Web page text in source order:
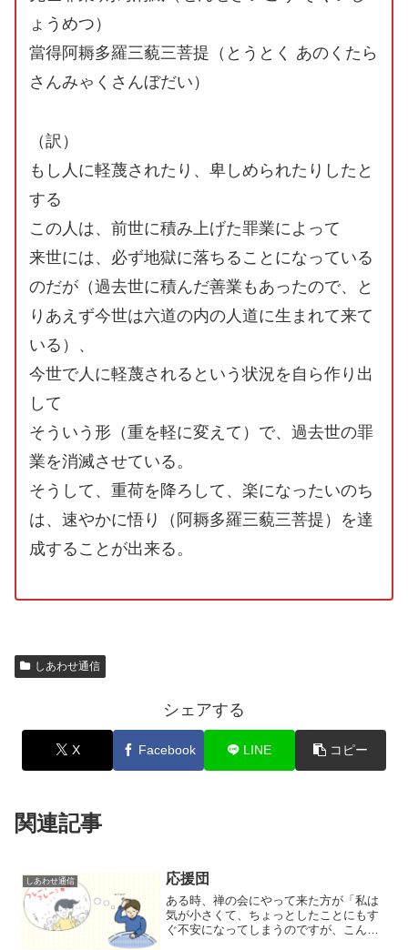
ょうめつ）
當得阿耨多羅三藐三菩提（とうとく あのくたら
さんみゃくさんぼだい）
（訳）
もし人に軽蔑されたり、卑しめられたりしたと
する
この人は、前世に積み上げた罪業によって
来世には、必ず地獄に落ちることになっている
のだが（過去世に積んだ善業もあったので、と
りあえず今世は六道の内の人道に生まれて来て
いる）、
今世で人に軽蔑されるという状況を自ら作り出
して
そういう形（重を軽に変えて）で、過去世の罪
業を消滅させている。
そうして、重荷を降ろして、楽になったいのち
は、速やかに悟り（阿耨多羅三藐三菩提）を達
成することが出来る。
しあわせ通信
シェアする
X Facebook LINE コピー
関連記事
しあわせ通信 応援団
ある時、禅の会にやって来た方が「私は
気が小さくて、ちょっとしたことにもす
ぐ不安になってしまうのですが、こんな